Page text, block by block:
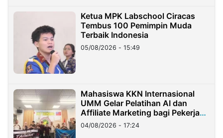
Ketua MPK Labschool Ciracas
Tembus 100 Pemimpin Muda
Terbaik Indonesia
05/08/2026 - 15:49
Mahasiswa KKN Internasional
UMM Gelar Pelatihan AI dan
Affiliate Marketing bagi Pekerja
Migran Indonesia di Taiwan
04/08/2026 - 17:24